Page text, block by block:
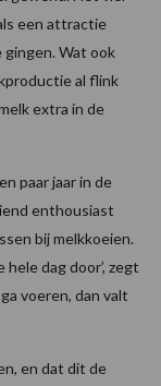
een attractie
gingen. Wat ook
al flink
extra in de
paar jaar in de
enthousiast
bij melkkoeien.
dag door’, zegt
voeren, dan valt
en dat dit de